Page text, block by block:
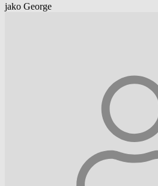
jako George